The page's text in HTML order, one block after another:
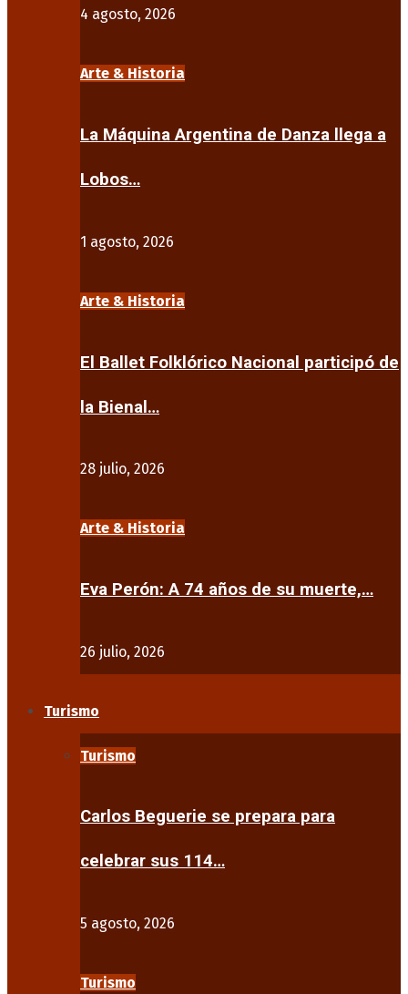
4 agosto, 2026
Arte & Historia
La Máquina Argentina de Danza llega a
Lobos…
1 agosto, 2026
Arte & Historia
El Ballet Folklórico Nacional participó de
la Bienal…
28 julio, 2026
Arte & Historia
Eva Perón: A 74 años de su muerte,…
26 julio, 2026
Turismo
Turismo
Carlos Beguerie se prepara para
celebrar sus 114…
5 agosto, 2026
Turismo